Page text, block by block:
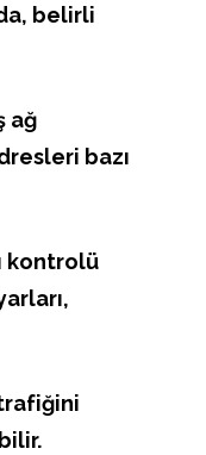
belirli
ağ
bazı
kontrolü
trafiğini